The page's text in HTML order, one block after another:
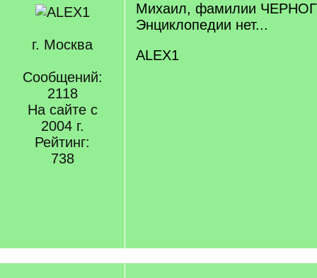
г. Москва
Сообщений:
2118
На сайте с
2004 г.
Рейтинг:
738
Михаил, фамилии
Энциклопедии нет...
ALEX1